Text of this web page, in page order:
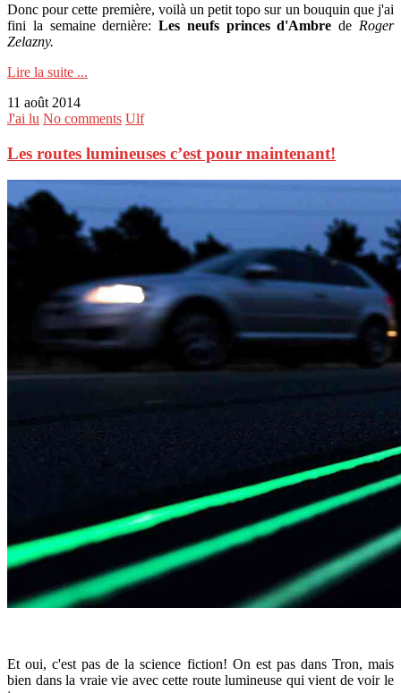
Donc pour cette première, voilà un petit topo sur un bouquin que j'ai
fini la semaine dernière:Les neufs princes d'Ambrede Roger
Zelazny.
Lire la suite ...
11 août 2014
J'ai lu No comments Ulf
Les routes lumineuses c’est pour maintenant!
Et oui, c'est pas de la science fiction! On est pas dans Tron, mais
bien dans la vraie vie avec cette route lumineuse qui vient de voir le